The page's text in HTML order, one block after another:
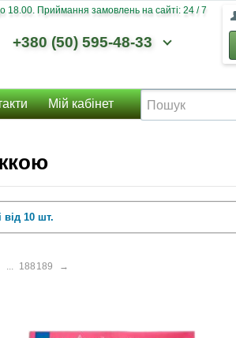
18.00. Приймання замовлень на сайті: 24 / 7
+380 (50) 595-48-33
Мій кабінет
від 10 шт.
... 188 189 →